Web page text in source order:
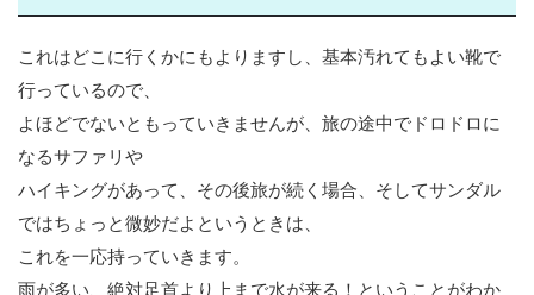
これはどこに行くかにもよりますし、基本汚れてもよい靴で
行っているので、
よほどでないともっていきませんが、旅の途中でドロドロに
なるサファリや
ハイキングがあって、その後旅が続く場合、そしてサンダル
ではちょっと微妙だよというときは、
これを一応持っていきます。
雨が多い、絶対足首より上まで水が来る！ということがわか